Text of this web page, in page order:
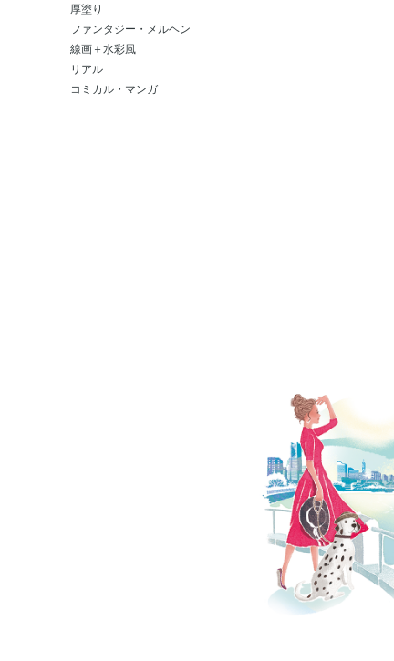
厚塗り
ファンタジー・メルヘン
線画＋水彩風
リアル
コミカル・マンガ